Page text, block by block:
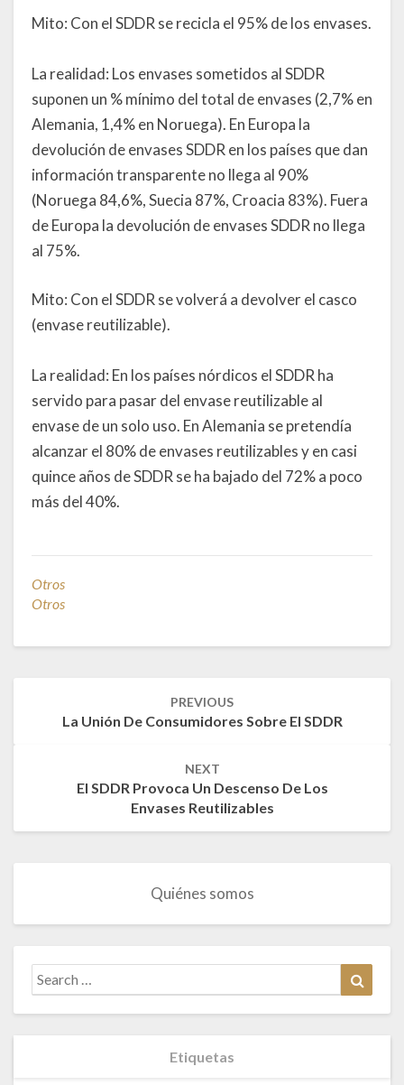
Mito: Con el SDDR se recicla el 95% de los envases.
La realidad: Los envases sometidos al SDDR
suponen un % mínimo del total de envases (2,7% en
Alemania, 1,4% en Noruega). En Europa la
devolución de envases SDDR en los países que dan
información transparente no llega al 90%
(Noruega 84,6%, Suecia 87%, Croacia 83%). Fuera
de Europa la devolución de envases SDDR no llega
al 75%.
Mito: Con el SDDR se volverá a devolver el casco
(envase reutilizable).
La realidad: En los países nórdicos el SDDR ha
servido para pasar del envase reutilizable al
envase de un solo uso. En Alemania se pretendía
alcanzar el 80% de envases reutilizables y en casi
quince años de SDDR se ha bajado del 72% a poco
más del 40%.
Otros
Otros
PREVIOUS
La Unión De Consumidores Sobre El SDDR
NEXT
El SDDR Provoca Un Descenso De Los
Envases Reutilizables
Quiénes somos
Search
for:
Etiquetas